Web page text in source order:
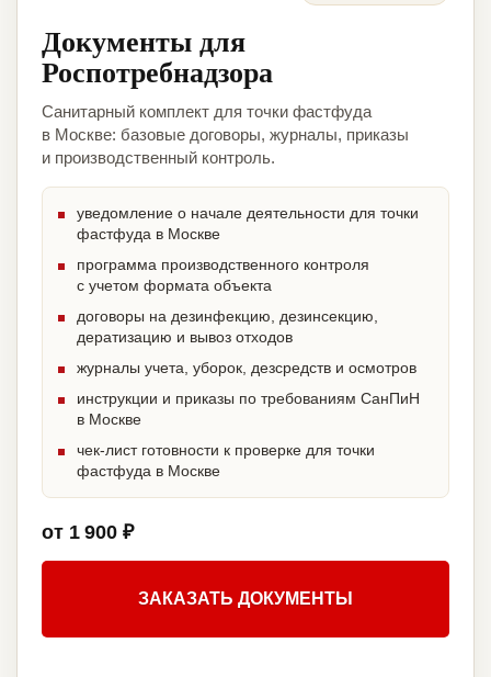
Документы для
Роспотребнадзора
Санитарный комплект для точки фастфуда
в Москве: базовые договоры, журналы, приказы
и производственный контроль.
уведомление о начале деятельности для точки
фастфуда в Москве
программа производственного контроля
с учетом формата объекта
договоры на дезинфекцию, дезинсекцию,
дератизацию и вывоз отходов
журналы учета, уборок, дезсредств и осмотров
инструкции и приказы по требованиям СанПиН
в Москве
чек-лист готовности к проверке для точки
фастфуда в Москве
от 1 900 ₽
ЗАКАЗАТЬ ДОКУМЕНТЫ